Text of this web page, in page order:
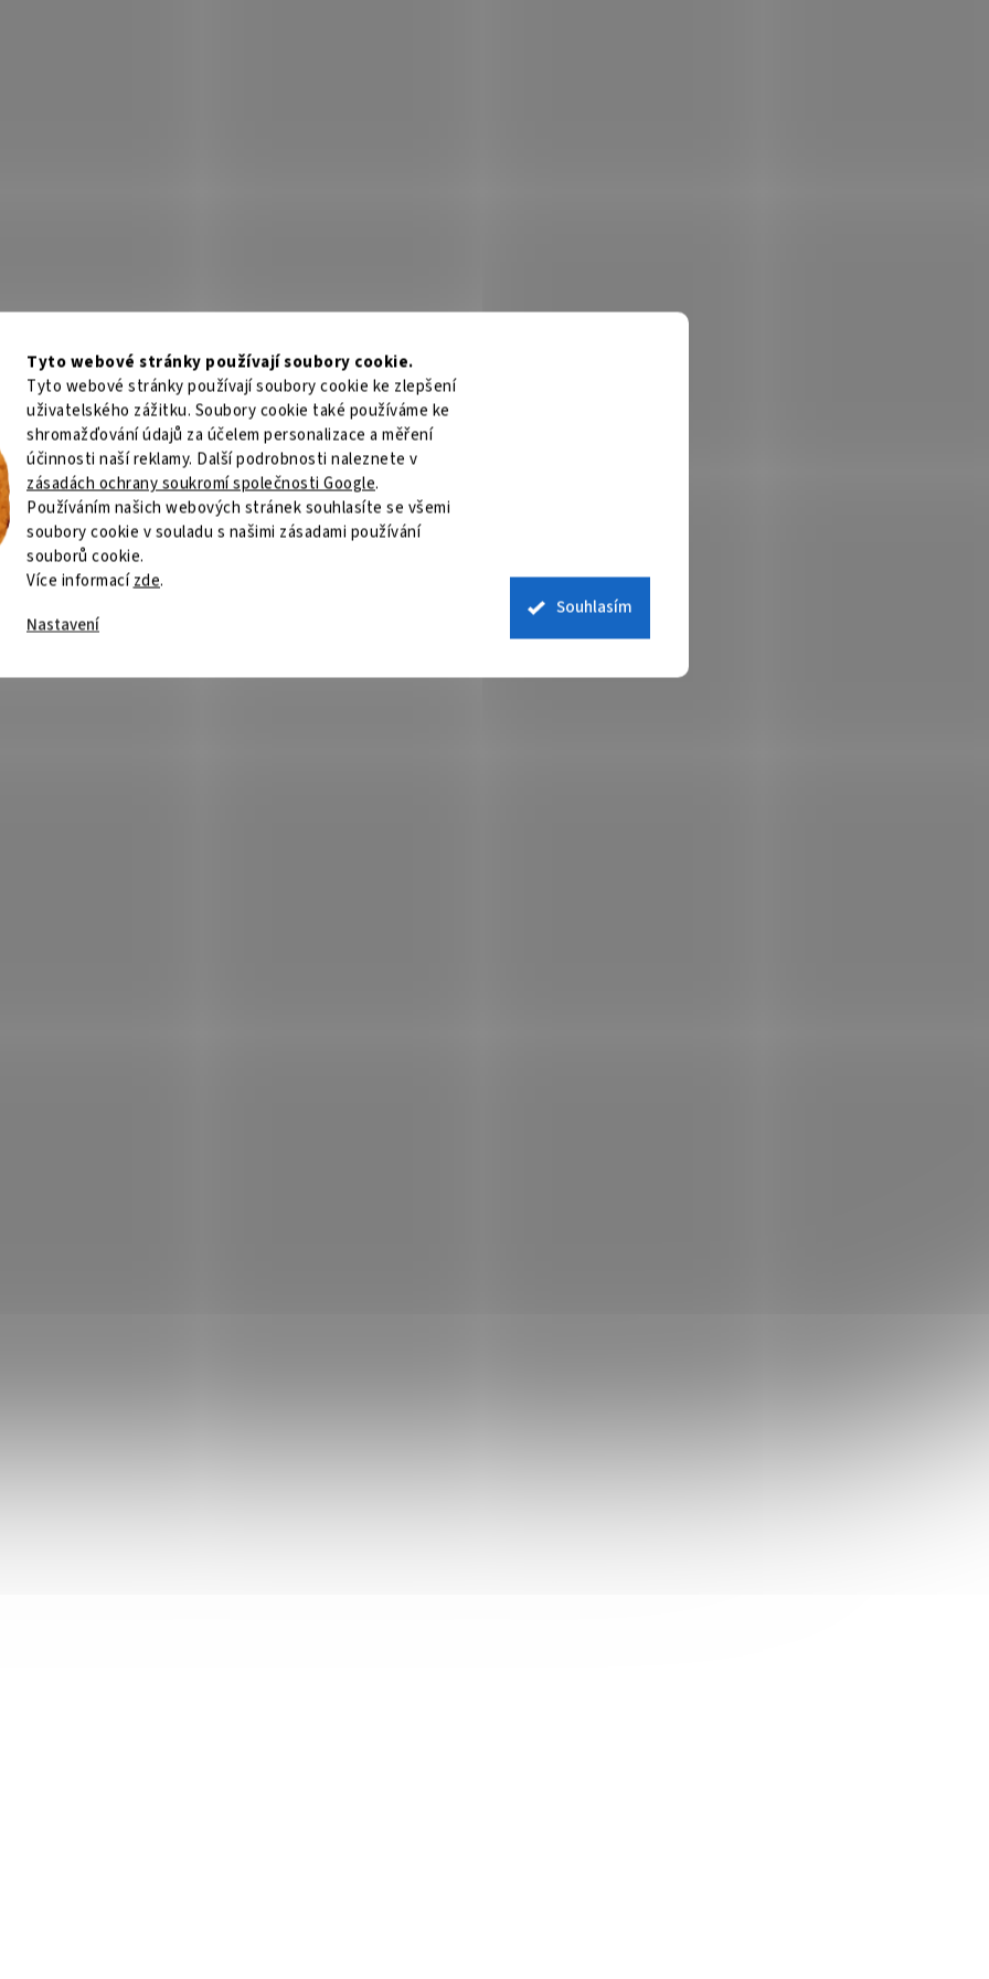
Tyto webové stránky používají soubory cookie.
Tyto webové stránky používají soubory cookie ke zlepšení
uživatelského zážitku. Soubory cookie také používáme ke
shromažďování údajů za účelem personalizace a měření
účinnosti naší reklamy. Další podrobnosti naleznete v
zásadách ochrany soukromí společnosti Google.
Používáním našich webových stránek souhlasíte se všemi
soubory cookie v souladu s našimi zásadami používání
souborů cookie.
Více informacízde.
Nastavení
Souhlasím